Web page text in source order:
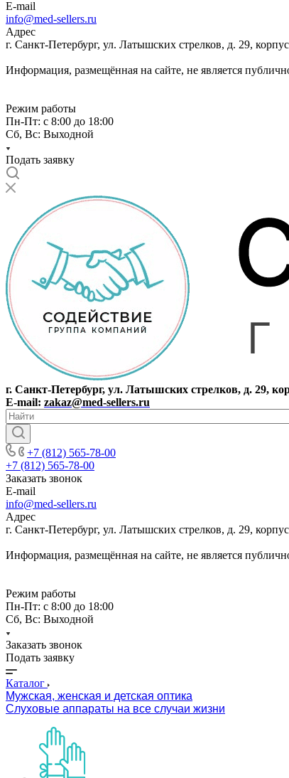
E-mail
info@med-sellers.ru
Адрес
г. Санкт-Петербург, ул. Латышских стрелков, д. 29,
Информация, размещённая на сайте, не является
Режим работы
Пн-Пт: с 8:00 до 18:00
Сб, Вс: Выходной
Подать заявку
г. Санкт-Петербург, ул. Латышских стрелков, д. 29,
E-mail: zakaz@med-sellers.ru
+7 (812) 565-78-00
+7 (812) 565-78-00
Заказать звонок
E-mail
info@med-sellers.ru
Адрес
г. Санкт-Петербург, ул. Латышских стрелков, д. 29,
Информация, размещённая на сайте, не является
Режим работы
Пн-Пт: с 8:00 до 18:00
Сб, Вс: Выходной
Заказать звонок
Подать заявку
Каталог
Мужская, женская и детская оптика
Слуховые аппараты на все случаи жизни